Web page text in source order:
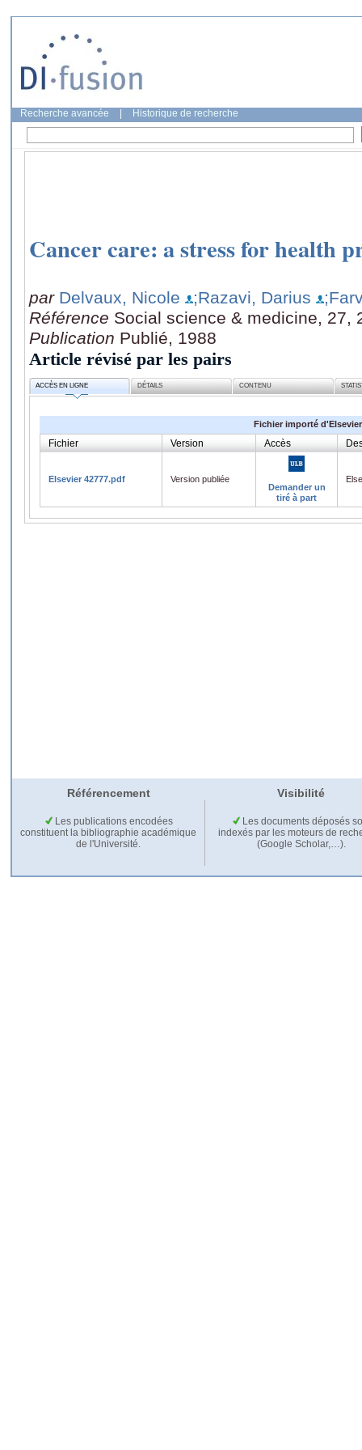
Recherche avancée Historique de recherche
Cancer care: a stress for health
par Delvaux, Nicole ;Razavi, Darius
Référence Social science & medicine, 27,
Publication Publié, 1988
Article révisé par les pairs
ACCÈS EN LIGNE DÉTAILS CONTENU
Fichier importé d'Elsevier
Fichier Version Accès
Elsevier 42777.pdf
Version publiée
Demander un
tiré à part
Référencement Visibilité
Les publications encodées
constituent la bibliographie académique
de l'Université.
Les documents déposés
indexés par les moteurs de
(Google Scholar,…).